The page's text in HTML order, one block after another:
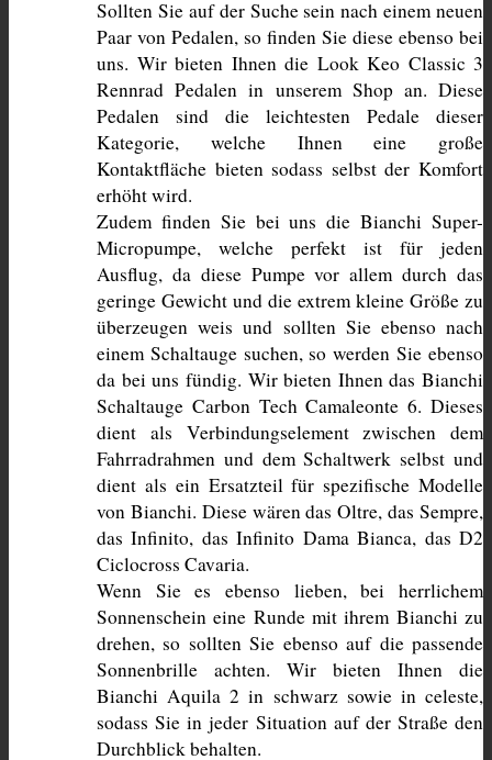
Sollten Sie auf der Suche sein nach einem neuen
Paar von Pedalen, so finden Sie diese ebenso bei
uns. Wir bieten Ihnen die Look Keo Classic 3
Rennrad Pedalen in unserem Shop an. Diese
Pedalen sind die leichtesten Pedale dieser
Kategorie, welche Ihnen eine große
Kontaktfläche bieten sodass selbst der Komfort
erhöht wird.
Zudem finden Sie bei uns die Bianchi Super-
Micropumpe, welche perfekt ist für jeden
Ausflug, da diese Pumpe vor allem durch das
geringe Gewicht und die extrem kleine Größe zu
überzeugen weis und sollten Sie ebenso nach
einem Schaltauge suchen, so werden Sie ebenso
da bei uns fündig. Wir bieten Ihnen das Bianchi
Schaltauge Carbon Tech Camaleonte 6. Dieses
dient als Verbindungselement zwischen dem
Fahrradrahmen und dem Schaltwerk selbst und
dient als ein Ersatzteil für spezifische Modelle
von Bianchi. Diese wären das Oltre, das Sempre,
das Infinito, das Infinito Dama Bianca, das D2
Ciclocross Cavaria.
Wenn Sie es ebenso lieben, bei herrlichem
Sonnenschein eine Runde mit ihrem Bianchi zu
drehen, so sollten Sie ebenso auf die passende
Sonnenbrille achten. Wir bieten Ihnen die
Bianchi Aquila 2 in schwarz sowie in celeste,
sodass Sie in jeder Situation auf der Straße den
Durchblick behalten.